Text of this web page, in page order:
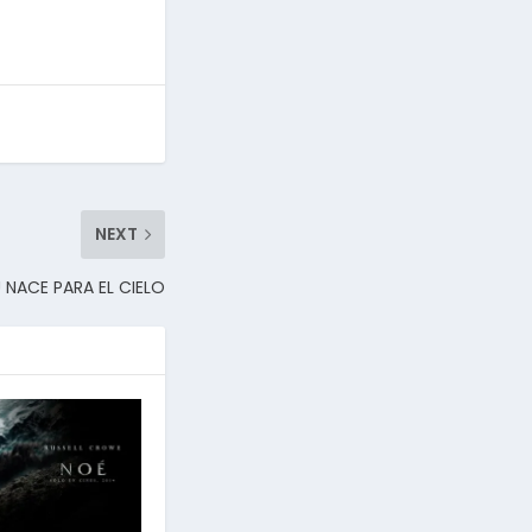
NEXT
PARA EL CIELO